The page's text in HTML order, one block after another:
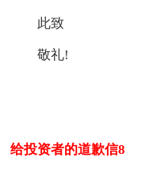
此致
敬礼!
给投资者的道歉信8